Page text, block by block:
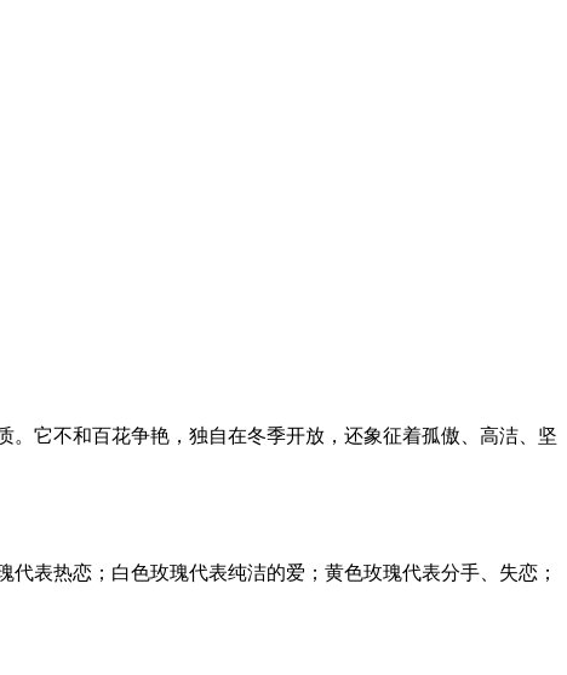
它不和百花争艳，独自在冬季开放，还象征着孤傲、高洁、坚
表热恋；白色玫瑰代表纯洁的爱；黄色玫瑰代表分手、失恋；